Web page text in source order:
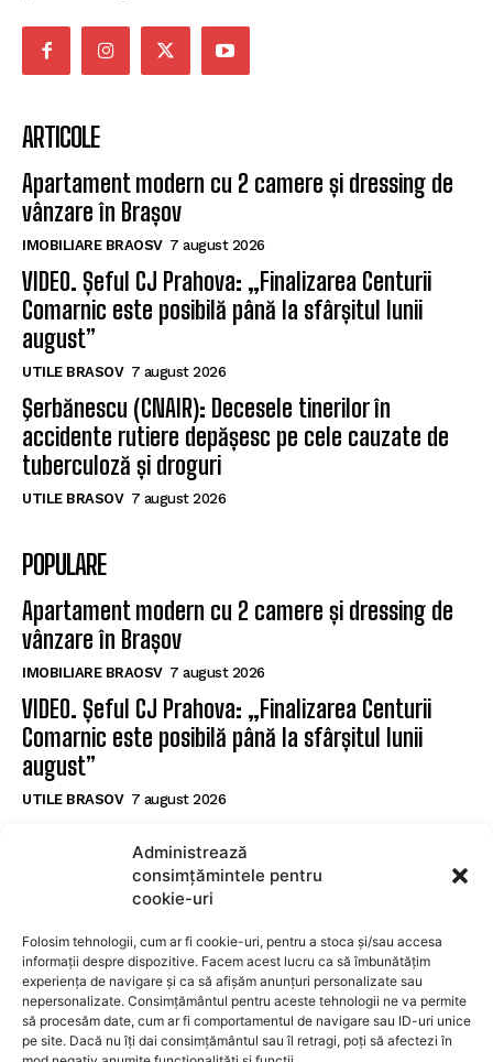
Administrează
consimțămintele pentru
cookie-uri
Folosim tehnologii, cum ar fi cookie-uri, pentru a stoca și/sau accesa
informații despre dispozitive. Facem acest lucru ca să îmbunătățim
experiența de navigare și ca să afișăm anunțuri personalizate sau
nepersonalizate. Consimțământul pentru aceste tehnologii ne va permite
să procesăm date, cum ar fi comportamentul de navigare sau ID-uri unice
pe site. Dacă nu îți dai consimțământul sau îl retragi, poți să afectezi în
ARTICOLE
Apartament modern cu 2 camere și dressing de
vânzare în Brașov
IMOBILIARE BRAOSV 7 august 2026
VIDEO. Șeful CJ Prahova: „Finalizarea Centurii
Comarnic este posibilă până la sfârșitul lunii
august”
UTILE BRASOV 7 august 2026
Şerbănescu (CNAIR): Decesele tinerilor în
accidente rutiere depășesc pe cele cauzate de
tuberculoză și droguri
UTILE BRASOV 7 august 2026
POPULARE
Apartament modern cu 2 camere și dressing de
vânzare în Brașov
IMOBILIARE BRAOSV 7 august 2026
VIDEO. Șeful CJ Prahova: „Finalizarea Centurii
Comarnic este posibilă până la sfârșitul lunii
august”
UTILE BRASOV 7 august 2026
accidente rutiere depășesc pe cele cauzate de
tuberculoză și droguri
SUBSCRIBE